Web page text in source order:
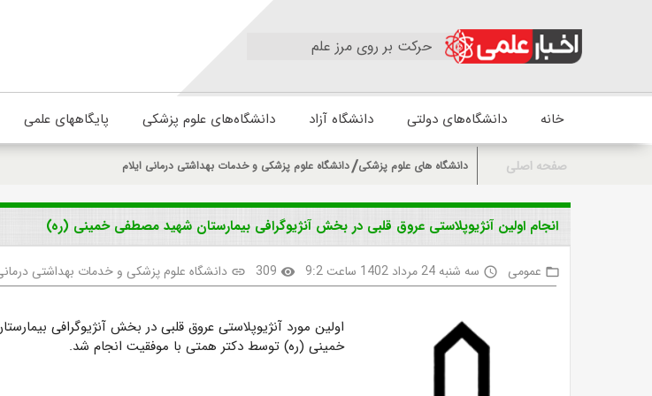
حرکت بر روی مرز علم
خانه دانشگاه‌های دولتی دانشگاه آزاد دانشگاه‌های علوم پزشکی پایگاههای علمی
صفحه اصلی دانشگاه های علوم پزشکی دانشگاه علوم پزشکی و خدمات بهداشتی درمانی ایلام
انجام اولین آنژیوپلاستی عروق قلبی در بخش آنژیوگرافی بیمارستان شهید مصطفی خمینی (ره)
folder_open عمومی access_time سه شنبه 24 مرداد 1402 ساعت 9:2 visibility
309
link دانشگاه علوم پزشکی و خدمات بهداشتی
اولین مورد آنژیوپلاستی عروق قلبی در بخش آنژیوگرافی
خمینی (ره) توسط دکتر همتی با موفقیت انجام شد.